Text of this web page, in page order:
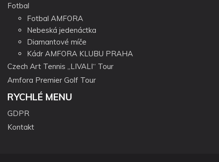
Fotbal
Fotbal AMFORA
Nebeská jedenáctka
Diamantové míče
Kádr AMFORA KLUBU PRAHA
Czech Art Tennis „LIVALI“ Tour
Amfora Premier Golf Tour
RYCHLÉ MENU
GDPR
Kontakt